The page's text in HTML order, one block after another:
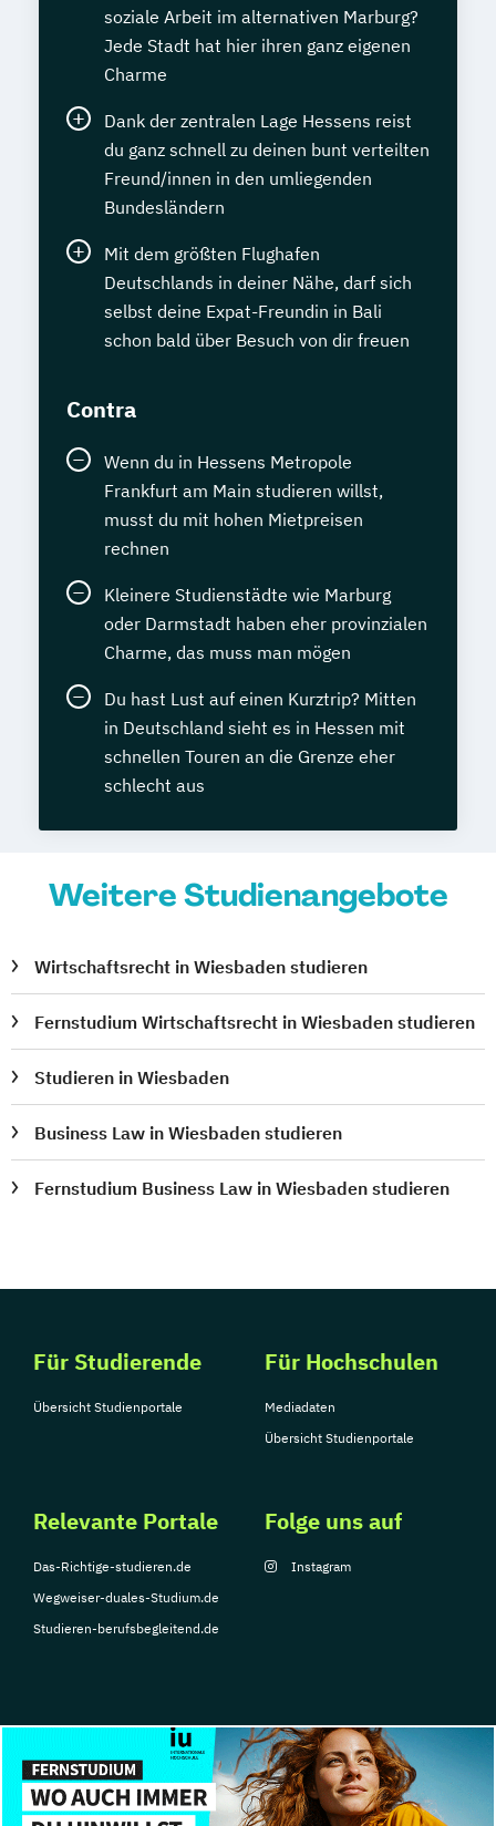
soziale Arbeit im alternativen Marburg?
Jede Stadt hat hier ihren ganz eigenen
Charme
Dank der zentralen Lage Hessens reist
du ganz schnell zu deinen bunt verteilten
Freund/innen in den umliegenden
Bundesländern
Mit dem größten Flughafen
Deutschlands in deiner Nähe, darf sich
selbst deine Expat-Freundin in Bali
schon bald über Besuch von dir freuen
Contra
Wenn du in Hessens Metropole
Frankfurt am Main studieren willst,
musst du mit hohen Mietpreisen
rechnen
Kleinere Studienstädte wie Marburg
oder Darmstadt haben eher provinzialen
Charme, das muss man mögen
Du hast Lust auf einen Kurztrip? Mitten
in Deutschland sieht es in Hessen mit
schnellen Touren an die Grenze eher
schlecht aus
Weitere Studienangebote
Wirtschaftsrecht in Wiesbaden studieren
Fernstudium Wirtschaftsrecht in Wiesbaden studieren
Studieren in Wiesbaden
Business Law in Wiesbaden studieren
Fernstudium Business Law in Wiesbaden studieren
Für Studierende
Übersicht Studienportale
Für Hochschulen
Mediadaten
Übersicht Studienportale
Relevante Portale
Das-Richtige-studieren.de
Wegweiser-duales-Studium.de
Studieren-berufsbegleitend.de
Folge uns auf
Instagram
© Copyright 2026, TarGroup Media GmbH
Impressum
Datenschutzerklärung Nutzungsbedingungen